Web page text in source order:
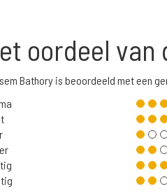
oordeel van
Bathory is beoordeeld met een